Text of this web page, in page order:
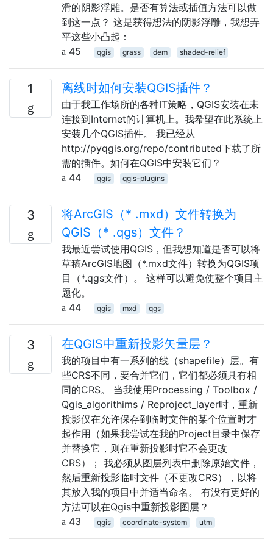
滑的阴影浮雕。是否有算法或插值方法可以做
到这一点？ 这是获得想法的阴影浮雕，我想弄
平这些小凸起：
45
qgis grass dem shaded-relief
1 离线时如何安装QGIS插件？
由于我工作场所的各种IT策略，QGIS安装在未
连接到Internet的计算机上。我希望在此系统上
安装几个QGIS插件。 我已经从
http://pyqgis.org/repo/contributed下载了所
需的插件。如何在QGIS中安装它们？
44
qgis qgis-plugins
3
将ArcGIS（* .mxd）文件转换为
QGIS（* .qgs）文件？
我最近尝试使用QGIS，但我想知道是否可以将
草稿ArcGIS地图（*.mxd文件）转换为QGIS项
目（*.qgs文件）。 这样可以避免使整个项目主
题化。
44
qgis mxd qgs
3 在QGIS中重新投影矢量层？
我的项目中有一系列的线（shapefile）层。有
些CRS不同，要合并它们，它们都必须具有相
同的CRS。 当我使用Processing / Toolbox /
Qgis_algorithims / Reproject_layer时，重新
投影仅在允许保存到临时文件的某个位置时才
起作用（如果我尝试在我的Project目录中保存
并替换它，则在重新投影时它不会更改
CRS）； 我必须从图层列表中删除原始文件，
然后重新投影临时文件（不更改CRS），以将
其放入我的项目中并适当命名。 有没有更好的
方法可以在Qgis中重新投影图层？
43
qgis coordinate-system utm